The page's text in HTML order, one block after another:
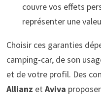
couvre vos effets
représenter une
Choisir ces garanties
camping-car, de son
et de votre profil. Des
Allianz etAviva